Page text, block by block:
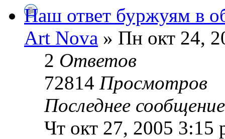
Наш ответ буржуям в
Art Nova » Пн окт 24,
2 Ответов
72814 Просмотров
Последнее
Чт окт 27, 2005 3:15